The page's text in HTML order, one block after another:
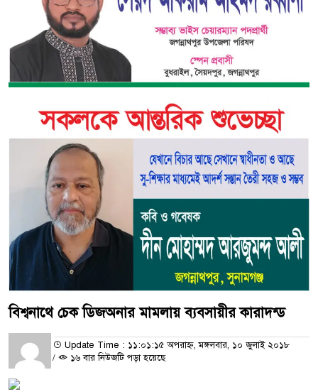
বিশ্বনাথে চেক ডিজঅনার মামলায় ব্যবসায়ীর কারাদন্ড
Update Time : ১১:০১:১৫ অপরাহ্ন, মঙ্গলবার, ১০ জুলাই ২০১৮
/
১৬ বার নিউজটি পড়া হয়েছে